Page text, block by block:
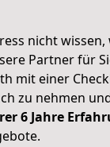
nicht wissen,
Partner für
mit einer
zu nehmen
6 Jahre